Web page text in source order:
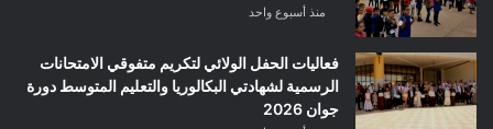
منذ أسبوع واحد
فعاليات الحفل الولائي لتكريم متفوقي الامتحانات
الرسمية لشهادتي البكالوريا والتعليم المتوسط دورة
جوان 2026